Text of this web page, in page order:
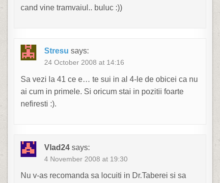
cand vine tramvaiul.. buluc :))
Stresu says:
24 October 2008 at 14:16
Sa vezi la 41 ce e… te sui in al 4-le de obicei ca nu
ai cum in primele. Si oricum stai in pozitii foarte
nefiresti :).
Vlad24 says:
4 November 2008 at 19:30
Nu v-as recomanda sa locuiti in Dr.Taberei si sa